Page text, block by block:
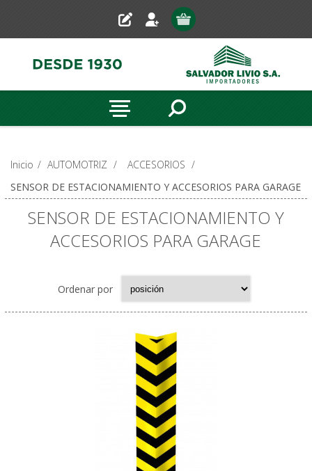
Inicio / AUTOMOTRIZ / ACCESORIOS /
SENSOR DE ESTACIONAMIENTO Y ACCESORIOS PARA GARAGE
SENSOR DE ESTACIONAMIENTO Y
ACCESORIOS PARA GARAGE
Ordenar por